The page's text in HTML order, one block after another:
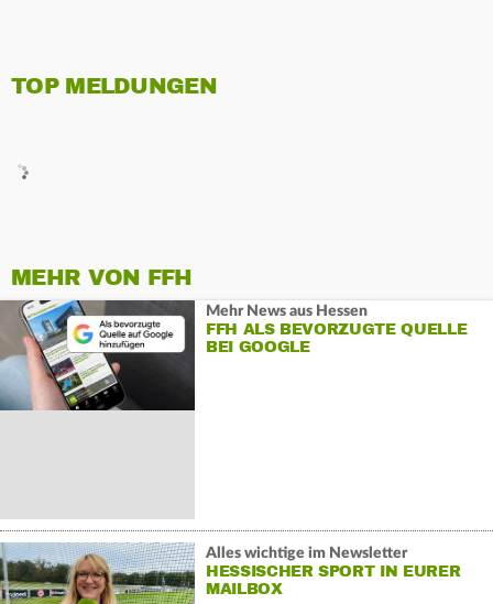
TOP MELDUNGEN
MEHR VON FFH
Mehr News aus Hessen
FFH ALS BEVORZUGTE QUELLE
BEI GOOGLE
Alles wichtige im Newsletter
HESSISCHER SPORT IN EURER
MAILBOX